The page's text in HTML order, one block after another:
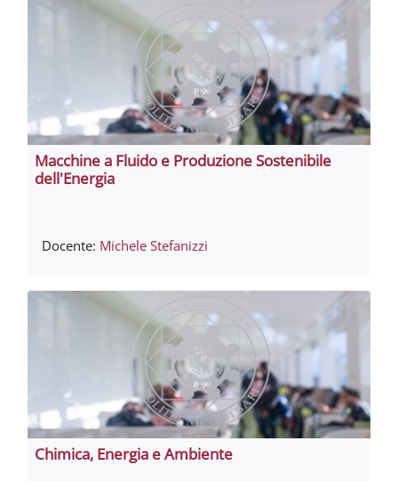
Macchine a Fluido e Produzione Sostenibile
dell'Energia
Docente: Michele Stefanizzi
Chimica, Energia e Ambiente